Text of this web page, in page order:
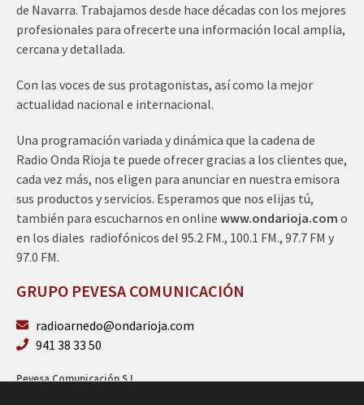
de Navarra. Trabajamos desde hace décadas con los mejores
profesionales para ofrecerte una información local amplia,
cercana y detallada.
Con las voces de sus protagonistas, así como la mejor
actualidad nacional e internacional.
Una programación variada y dinámica que la cadena de
Radio Onda Rioja te puede ofrecer gracias a los clientes que,
cada vez más, nos eligen para anunciar en nuestra emisora
sus productos y servicios. Esperamos que nos elijas tú,
también para escucharnos en online www.ondarioja.com o
en los diales radiofónicos del 95.2 FM., 100.1 FM., 97.7 FM y
97.0 FM.
GRUPO PEVESA COMUNICACIÓN
radioarnedo@ondarioja.com
941 38 33 50
Pevesa Comunicación S.L.